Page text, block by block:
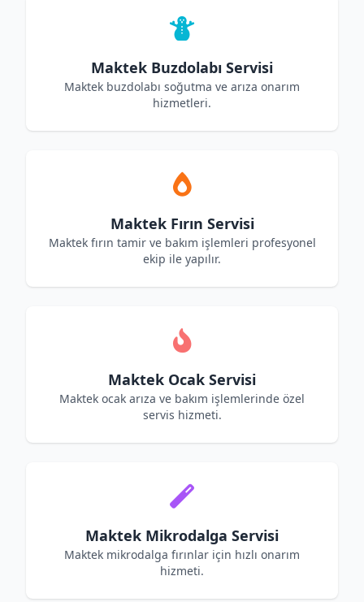
Maktek Buzdolabı Servisi
Maktek buzdolabı soğutma ve arıza onarım
hizmetleri.
Maktek Fırın Servisi
Maktek fırın tamir ve bakım işlemleri profesyonel
ekip ile yapılır.
Maktek Ocak Servisi
Maktek ocak arıza ve bakım işlemlerinde özel
servis hizmeti.
Maktek Mikrodalga Servisi
Maktek mikrodalga fırınlar için hızlı onarım
hizmeti.